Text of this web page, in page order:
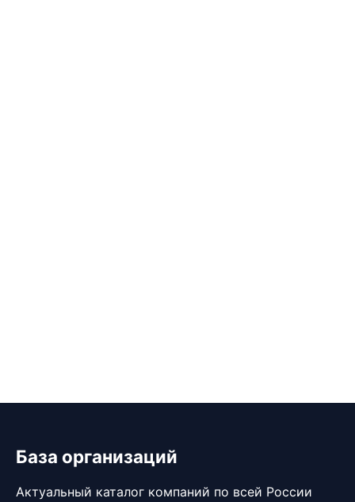
База организаций
Актуальный каталог компаний по всей России